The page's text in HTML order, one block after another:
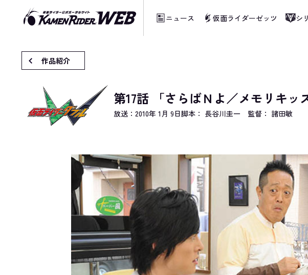
ニュース 仮面ライダーゼッツ シ
当サイトでは、機械的な自動翻訳サービスを使用しています。指定した言
作品紹介
第17話 「さらばＮよ／メモリキッ
放送： 2010年 1月 9日脚本： 長谷川圭一 監督： 諸田敏